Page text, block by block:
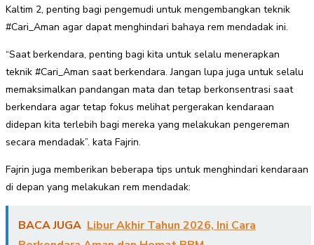
Kaltim 2, penting bagi pengemudi untuk mengembangkan teknik
#Cari_Aman agar dapat menghindari bahaya rem mendadak ini.
“Saat berkendara, penting bagi kita untuk selalu menerapkan
teknik #Cari_Aman saat berkendara. Jangan lupa juga untuk selalu
memaksimalkan pandangan mata dan tetap berkonsentrasi saat
berkendara agar tetap fokus melihat pergerakan kendaraan
didepan kita terlebih bagi mereka yang melakukan pengereman
secara mendadak”. kata Fajrin.
Fajrin juga memberikan beberapa tips untuk menghindari kendaraan
di depan yang melakukan rem mendadak:
BACA JUGA Libur Akhir Tahun 2026, Ini Cara